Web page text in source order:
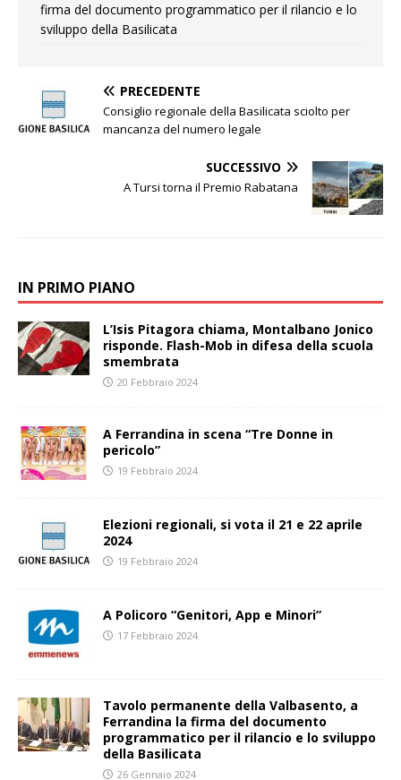
firma del documento programmatico per il rilancio e lo
sviluppo della Basilicata
PRECEDENTE
Consiglio regionale della Basilicata sciolto per
mancanza del numero legale
SUCCESSIVO
A Tursi torna il Premio Rabatana
IN PRIMO PIANO
L’Isis Pitagora chiama, Montalbano Jonico
risponde. Flash-Mob in difesa della scuola
smembrata
20 Febbraio 2024
A Ferrandina in scena “Tre Donne in
pericolo”
19 Febbraio 2024
Elezioni regionali, si vota il 21 e 22 aprile
2024
19 Febbraio 2024
A Policoro “Genitori, App e Minori”
17 Febbraio 2024
Tavolo permanente della Valbasento, a
Ferrandina la firma del documento
programmatico per il rilancio e lo sviluppo
della Basilicata
26 Gennaio 2024